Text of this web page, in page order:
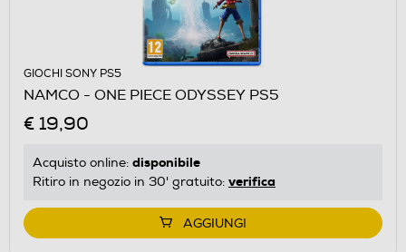
GIOCHI SONY PS5
NAMCO - ONE PIECE ODYSSEY PS5
€ 19,90
Acquisto online: disponibile
Ritiro in negozio in 30' gratuito: verifica
AGGIUNGI